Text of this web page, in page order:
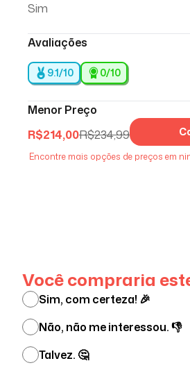
Sim
Avaliações
9.1/10 0/10
Menor Preço
R$214,00R$234,99
Encontre mais opções de preços em
Você compraria
Sim, com certeza! 🎉
Não, não me interessou. 👎
Talvez. 🤔